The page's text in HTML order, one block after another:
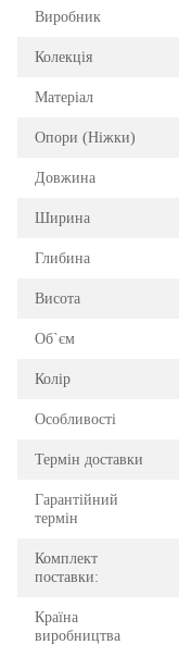
Виробник
Колекція
Матеріал
Опори (Ніжки)
Довжина
Ширина
Глибина
Висота
Об`єм
Колір
Особливості
Термін доставки
Гарантійний
термін
Комплект
поставки:
Країна
виробництва